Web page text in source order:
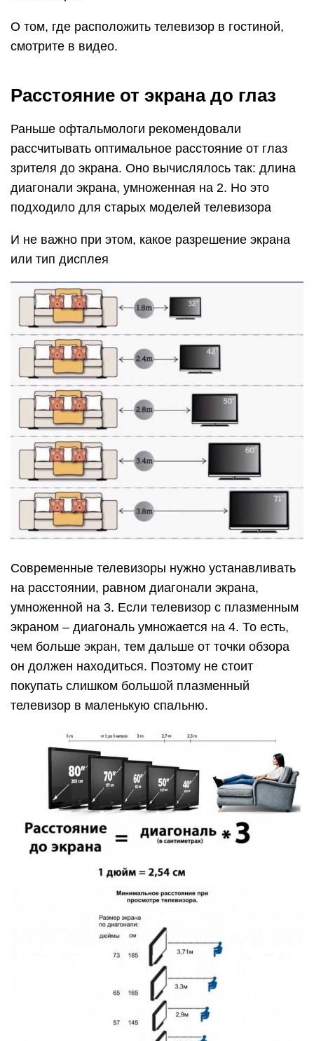
О том, где расположить телевизор в гостиной,
смотрите в видео.
Расстояние от экрана до глаз
Раньше офтальмологи рекомендовали
рассчитывать оптимальное расстояние от глаз
зрителя до экрана. Оно вычислялось так: длина
диагонали экрана, умноженная на 2. Но это
подходило для старых моделей телевизора
И не важно при этом, какое разрешение экрана
или тип дисплея
Современные телевизоры нужно устанавливать
на расстоянии, равном диагонали экрана,
умноженной на 3. Если телевизор с плазменным
экраном – диагональ умножается на 4. То есть,
чем больше экран, тем дальше от точки обзора
он должен находиться. Поэтому не стоит
покупать слишком большой плазменный
телевизор в маленькую спальню.